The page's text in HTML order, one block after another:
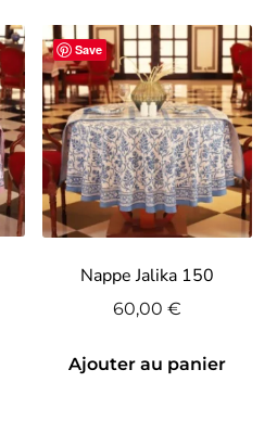
Save
Nappe Jalika 150
60,00€
Ajouter au panier